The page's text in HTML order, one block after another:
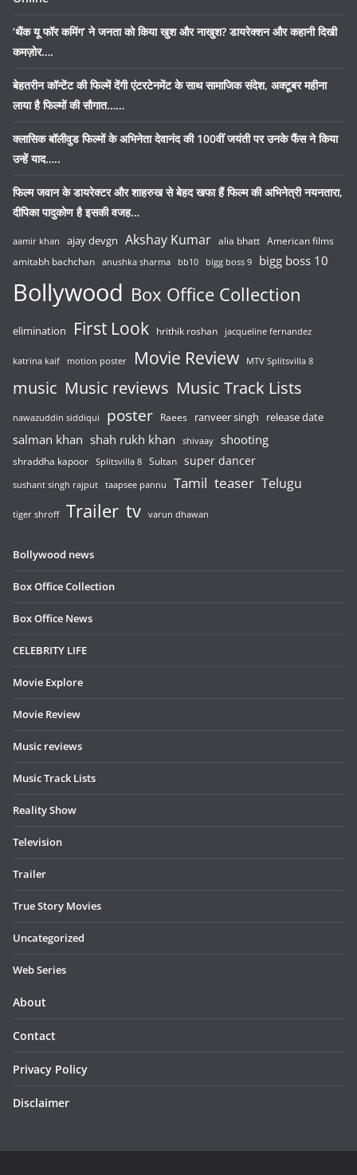
‘थैंक यू फॉर कमिंग’ ने जनता को किया खुश और नाखुश? डायरेक्शन और कहानी दिखी
कमज़ोर….
बेहतरीन कॉन्टेंट की फिल्में देंगी एंटरटेनमेंट के साथ सामाजिक संदेश, अक्टूबर महीना
लाया है फिल्मों की सौगात……
क्लासिक बॉलीवुड फिल्मों के अभिनेता देवानंद की 100वीं जयंती पर उनके फैंस ने किया
उन्हें याद…..
फिल्म जवान के डायरेक्टर और शाहरुख से बेहद खफा हैं फिल्म की अभिनेत्री नयनतारा,
दीपिका पादुकोण है इसकी वजह…
aamir khan ajay devgn Akshay Kumar alia bhatt American films
amitabh bachchan anushka sharma bb10 bigg boss 9 bigg boss 10
Bollywood Box Office Collection
elimination First Look hrithik roshan jacqueline fernandez
katrina kaif motion poster Movie Review MTV Splitsvilla 8
music Music reviews Music Track Lists
nawazuddin siddiqui poster Raees ranveer singh release date
salman khan shah rukh khan shivaay shooting
shraddha kapoor Splitsvilla 8 Sultan super dancer
sushant singh rajput taapsee pannu Tamil teaser Telugu
tiger shroff Trailer tv varun dhawan
Bollywood news
Box Office Collection
Box Office News
CELEBRITY LIFE
Movie Explore
Movie Review
Music reviews
Music Track Lists
Reality Show
Television
Trailer
True Story Movies
Uncategorized
Web Series
About
Contact
Privacy Policy
Disclaimer